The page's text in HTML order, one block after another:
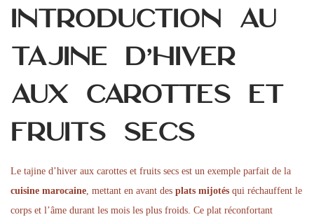
i
o
n
s
t
e
n
u
a
r
y
1
5
s
t
i
n
Introduction au
Tajine d’hiver
aux carottes et
fruits secs
Le tajine d’hiver aux carottes et fruits secs est un exemple parfait de la
cuisine marocaine, mettant en avant des plats mijotés qui réchauffent le
corps et l’âme durant les mois les plus froids. Ce plat réconfortant